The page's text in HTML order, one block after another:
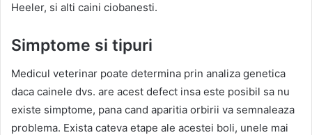
Heeler, si alti caini ciobanesti.
Simptome si tipuri
Medicul veterinar poate determina prin analiza genetica
daca cainele dvs. are acest defect insa este posibil sa nu
existe simptome, pana cand aparitia orbirii va semnaleaza
problema. Exista cateva etape ale acestei boli, unele mai